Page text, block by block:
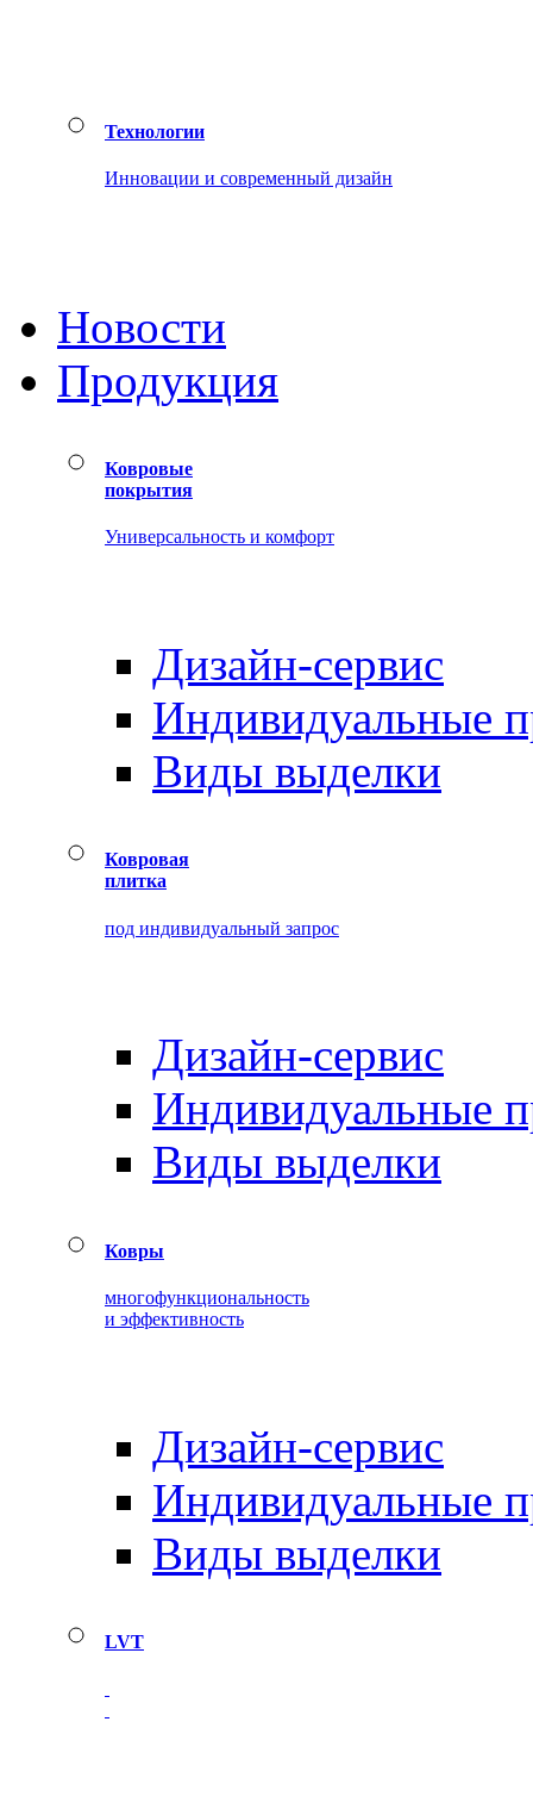
Технологии
Инновации и современный дизайн
Новости
Продукция
Ковровые
покрытия
Универсальность и комфорт
Дизайн-сервис
Индивидуальные
Виды выделки
Ковровая
плитка
под индивидуальный запрос
Дизайн-сервис
Индивидуальные
Виды выделки
Ковры
многофункциональность
и эффективность
Дизайн-сервис
Индивидуальные
Виды выделки
LVT